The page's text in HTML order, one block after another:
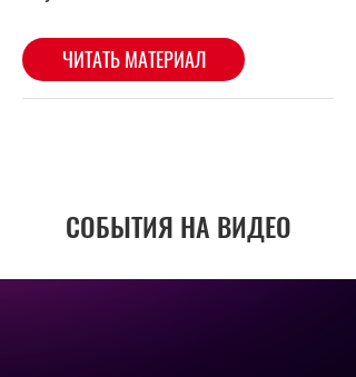
СОБЫТИЯ НА ВИДЕО